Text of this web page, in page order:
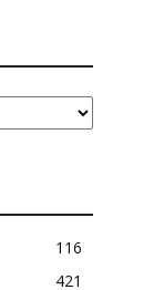
116
421